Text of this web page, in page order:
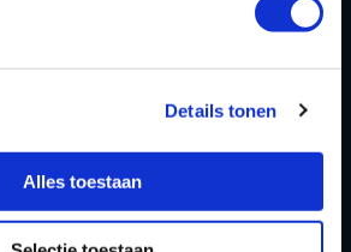
Details tonen
Alles toestaan
OPENINGSTIJDEN